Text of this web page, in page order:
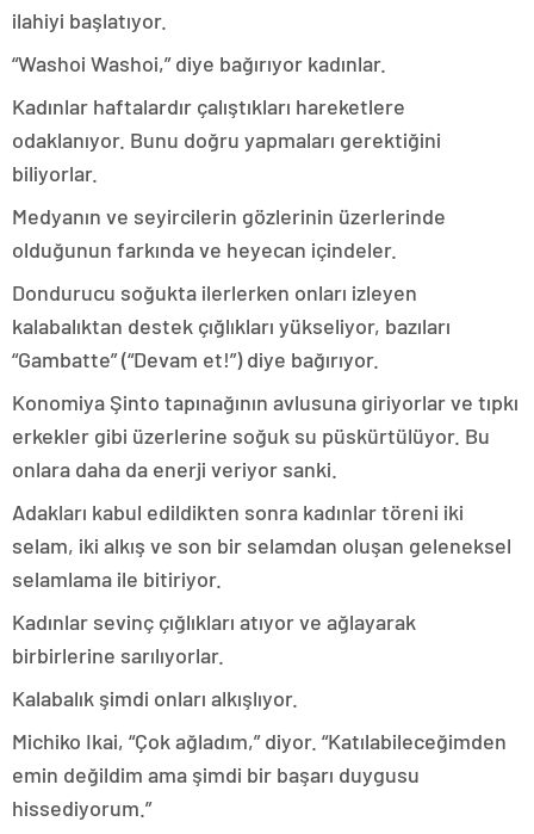
ilahiyi başlatıyor.
“Washoi Washoi,” diye bağırıyor kadınlar.
Kadınlar haftalardır çalıştıkları hareketlere
odaklanıyor. Bunu doğru yapmaları gerektiğini
biliyorlar.
Medyanın ve seyircilerin gözlerinin üzerlerinde
olduğunun farkında ve heyecan içindeler.
Dondurucu soğukta ilerlerken onları izleyen
kalabalıktan destek çığlıkları yükseliyor, bazıları
“Gambatte” (“Devam et!”) diye bağırıyor.
Konomiya Şinto tapınağının avlusuna giriyorlar ve tıpkı
erkekler gibi üzerlerine soğuk su püskürtülüyor. Bu
onlara daha da enerji veriyor sanki.
Adakları kabul edildikten sonra kadınlar töreni iki
selam, iki alkış ve son bir selamdan oluşan geleneksel
selamlama ile bitiriyor.
Kadınlar sevinç çığlıkları atıyor ve ağlayarak
birbirlerine sarılıyorlar.
Kalabalık şimdi onları alkışlıyor.
Michiko Ikai, “Çok ağladım,” diyor. “Katılabileceğimden
emin değildim ama şimdi bir başarı duygusu
hissediyorum.”